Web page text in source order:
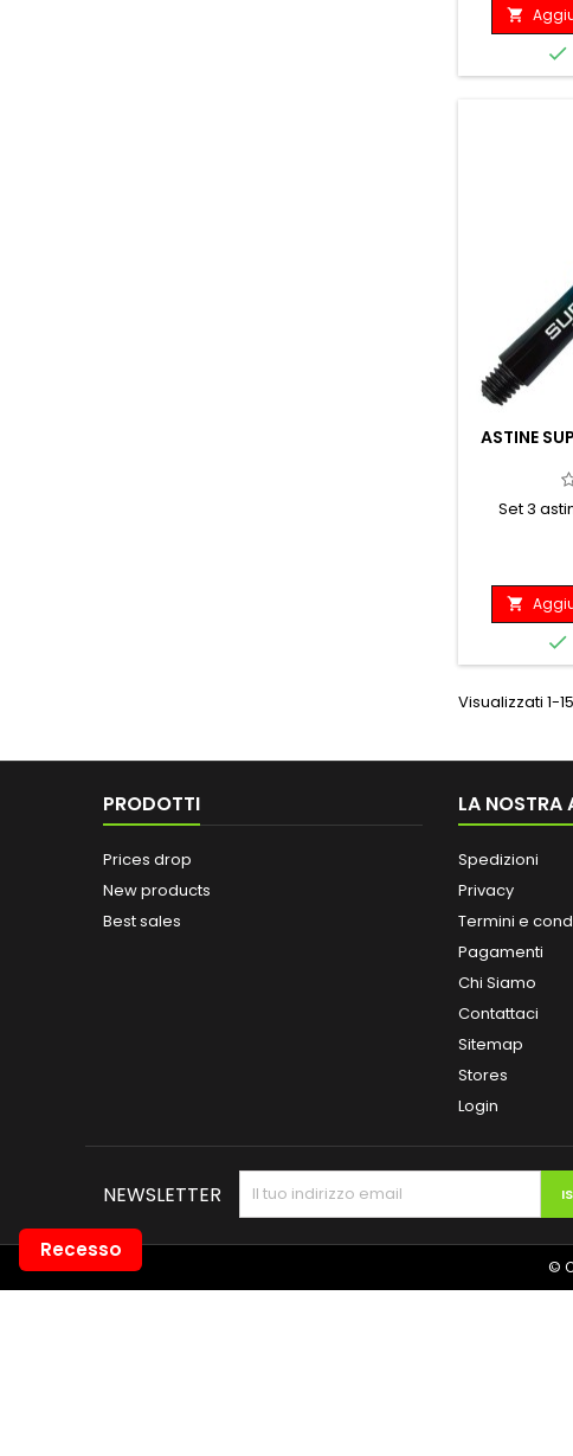


ASTINE
Set 3


Visualizzati 1-
PRODOTTI
Prices drop
New products
Best sales
LA NOSTRA
Spedizioni
Privacy
Termini e
Pagamenti
Chi Siamo
Contattaci
Sitemap
Stores
Login
NEWSLETTER
©
Recesso